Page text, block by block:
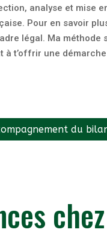
analyse et mise
Pour en savoir
légal. Ma méthode
à t’offrir une
du